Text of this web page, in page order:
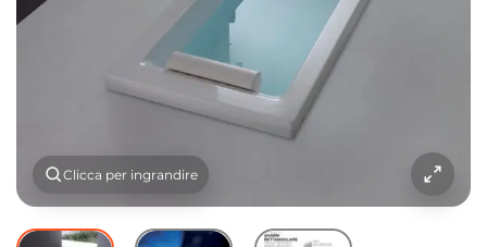
Clicca per ingrandire